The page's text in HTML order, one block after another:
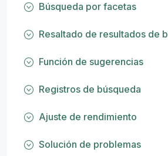
Búsqueda por facetas
Resaltado de resultados de
Función de sugerencias
Registros de búsqueda
Ajuste de rendimiento
Solución de problemas